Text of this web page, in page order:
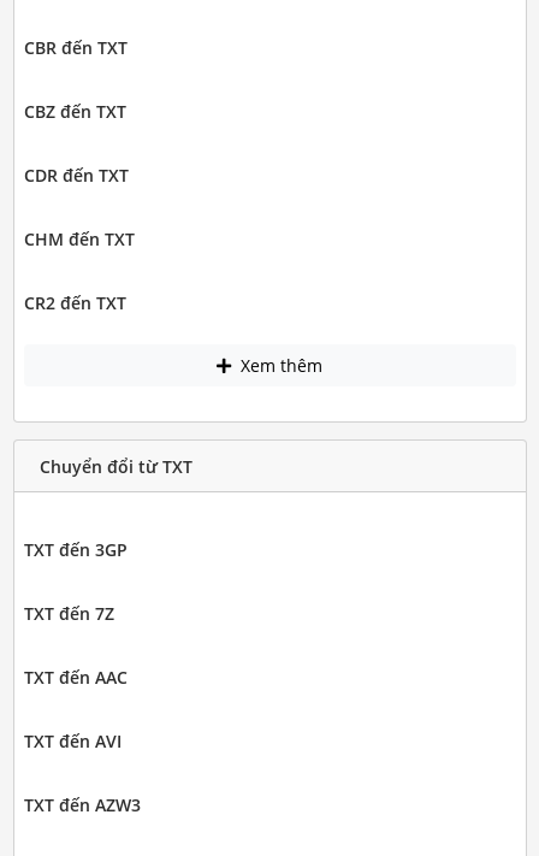
CBR đến TXT
CBZ đến TXT
CDR đến TXT
CHM đến TXT
CR2 đến TXT
Xem thêm
Chuyển đổi từ TXT
TXT đến 3GP
TXT đến 7Z
TXT đến AAC
TXT đến AVI
TXT đến AZW3